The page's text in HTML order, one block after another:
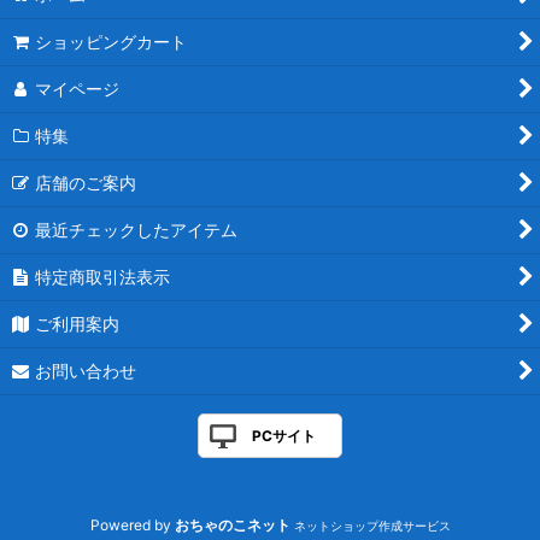
ショッピングカート
マイページ
特集
店舗のご案内
最近チェックしたアイテム
特定商取引法表示
ご利用案内
お問い合わせ
PCサイト
Powered by おちゃのこネット ネットショップ作成サービス